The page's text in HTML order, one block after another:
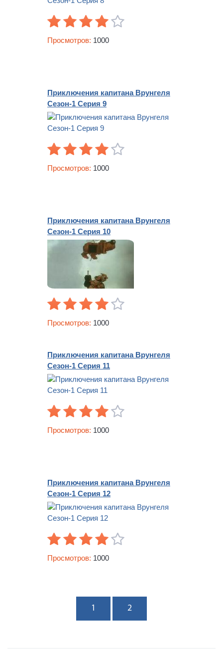
Просмотров: 1000
Приключения капитана Врунгеля
Сезон-1 Серия 9
Просмотров: 1000
Приключения капитана Врунгеля
Сезон-1 Серия 10
Просмотров: 1000
Приключения капитана Врунгеля
Сезон-1 Серия 11
Просмотров: 1000
Приключения капитана Врунгеля
Сезон-1 Серия 12
Просмотров: 1000
1 2